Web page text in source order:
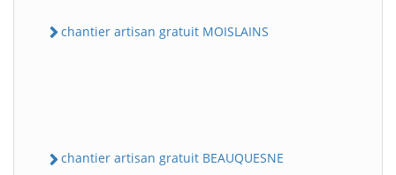
chantier artisan gratuit MOISLAINS
chantier artisan gratuit BEAUQUESNE